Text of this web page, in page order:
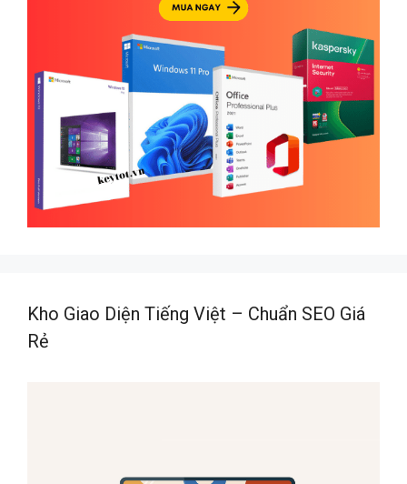
Kho Giao Diện Tiếng Việt – Chuẩn SEO Giá
Rẻ